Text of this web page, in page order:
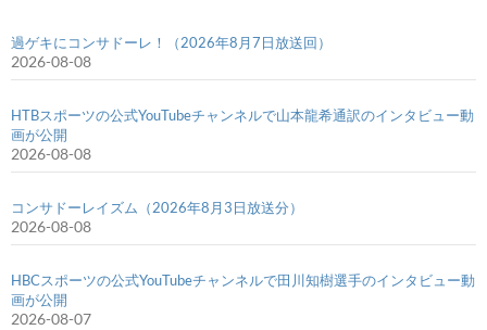
過ゲキにコンサドーレ！（2026年8月7日放送回）
2026-08-08
HTBスポーツの公式YouTubeチャンネルで山本龍希通訳のインタビュー動
画が公開
2026-08-08
コンサドーレイズム（2026年8月3日放送分）
2026-08-08
HBCスポーツの公式YouTubeチャンネルで田川知樹選手のインタビュー動
画が公開
2026-08-07